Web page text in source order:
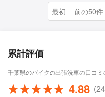
最初 前の50件
累計評価
千葉県のバイクの出張洗車の口コ
4.88